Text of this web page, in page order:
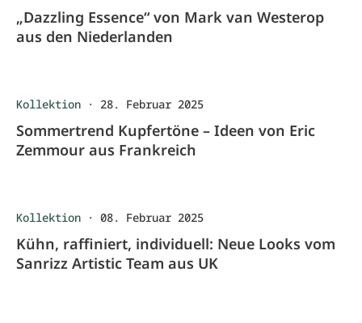
„Dazzling Essence“ von Mark van Westerop
aus den Niederlanden
Kollektion · 28. Februar 2025
Sommertrend Kupfertöne – Ideen von Eric
Zemmour aus Frankreich
Kollektion · 08. Februar 2025
Kühn, raffiniert, individuell: Neue Looks vom
Sanrizz Artistic Team aus UK